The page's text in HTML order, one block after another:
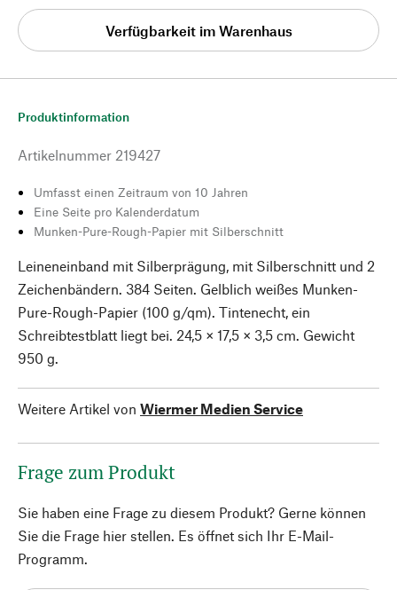
Verfügbarkeit im Warenhaus
Produktinformation
Artikelnummer 219427
Umfasst einen Zeitraum von 10 Jahren
Eine Seite pro Kalenderdatum
Munken-Pure-Rough-Papier mit Silberschnitt
Leineneinband mit Silberprägung, mit Silberschnitt und 2
Zeichenbändern. 384 Seiten. Gelblich weißes Munken-
Pure-Rough-Papier (100 g/qm). Tintenecht, ein
Schreibtestblatt liegt bei. 24,5 × 17,5 × 3,5 cm. Gewicht
950 g.
Weitere Artikel von Wiermer Medien Service
Frage zum Produkt
Sie haben eine Frage zu diesem Produkt? Gerne können
Sie die Frage hier stellen. Es öffnet sich Ihr E-Mail-
Programm.